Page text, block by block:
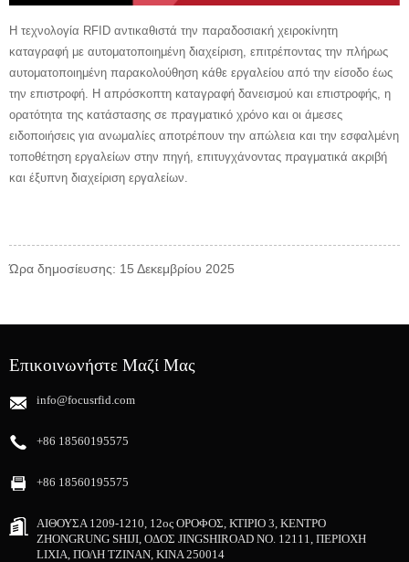
Η τεχνολογία RFID αντικαθιστά την παραδοσιακή χειροκίνητη
καταγραφή με αυτοματοποιημένη διαχείριση, επιτρέποντας την πλήρως
αυτοματοποιημένη παρακολούθηση κάθε εργαλείου από την είσοδο έως
την επιστροφή. Η απρόσκοπτη καταγραφή δανεισμού και επιστροφής, η
ορατότητα της κατάστασης σε πραγματικό χρόνο και οι άμεσες
ειδοποιήσεις για ανωμαλίες αποτρέπουν την απώλεια και την εσφαλμένη
τοποθέτηση εργαλείων στην πηγή, επιτυγχάνοντας πραγματικά ακριβή
και έξυπνη διαχείριση εργαλείων.
Ώρα δημοσίευσης: 15 Δεκεμβρίου 2025
Επικοινωνήστε Μαζί Μας
info@focusrfid.com
+86 18560195575
+86 18560195575
ΑΙΘΟΥΣΑ 1209-1210, 12ος ΟΡΟΦΟΣ, ΚΤΙΡΙΟ 3, ΚΕΝΤΡΟ
ZHONGRUNG SHIJI, ΟΔΟΣ JINGSHIROAD NO. 12111, ΠΕΡΙΟΧΗ
LIXIA, ΠΟΛΗ ΤΖΙΝΑΝ, ΚΙΝΑ 250014